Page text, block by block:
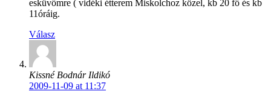
esküvőmre ( vidéki étterem Miskolchoz közel, kb 20 fő és kb
11óráig.
Válasz
Kissné Bodnár Ildikó
2009-11-09 at 11:37